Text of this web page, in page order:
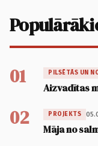
01 PILSĒTĀS UN
Aizvadītas
02 PROJEKTS
Māja no